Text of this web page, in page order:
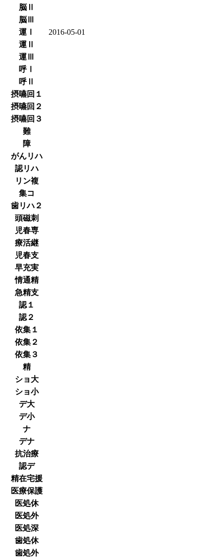
脳Ⅱ
脳Ⅲ
運Ⅰ
2016-05-01
運Ⅱ
運Ⅲ
呼Ⅰ
呼Ⅱ
摂嚥回１
摂嚥回２
摂嚥回３
難
障
がんリハ
認リハ
リン複
集コ
歯リハ２
頭磁刺
児春専
療活継
児春支
早充実
情通精
急精支
認１
認２
依集１
依集２
依集３
精
ショ大
ショ小
デ大
デ小
ナ
デナ
抗治療
認デ
精在宅援
医療保護
医処休
医処外
医処深
歯処休
歯処外